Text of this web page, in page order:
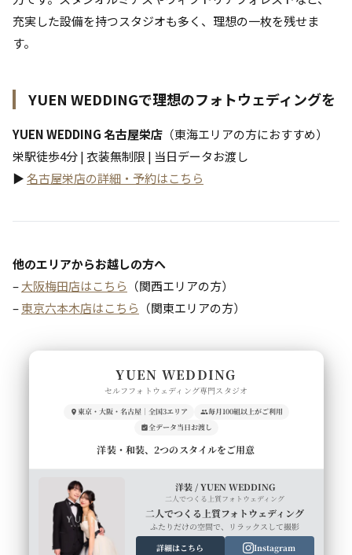
充実した設備を持つスタジオも多く、理想の一枚を残せま
す。
YUEN WEDDINGで理想のフォトウェディングを
YUEN WEDDING 名古屋栄店 （東海エリアの方におすすめ）
栄駅徒歩4分 | 衣装無制限 | 当日データお渡し
▶名古屋栄店の詳細・予約はこちら
他のエリアからお越しの方へ
–大阪梅田店はこちら （関西エリアの方）
–東京六本木店はこちら （関東エリアの方）
YUEN WEDDING
セルフフォトウェディング専門スタジオ
東京・大阪・名古屋｜全国3エリア
毎月100組以上がご利用
全データ当日お渡し
洋装・和装、2つのスタイルをご用意
洋装 / YUEN WEDDING
二人でつくる上質フォトウェディング
二人でつくる上質フォトウェディング
ふたりだけの空間で、リラックスして撮影
詳細はこちら
Instagram